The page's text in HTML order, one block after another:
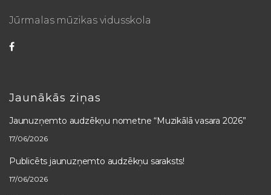
Jūrmalas mūzikas vidusskola
Jaunākās ziņas
Jaunuzņemto audzēkņu nometne “Muzikālā vasara 2026”
17/06/2026
Publicēts jaunuzņemto audzēkņu saraksts!
17/06/2026